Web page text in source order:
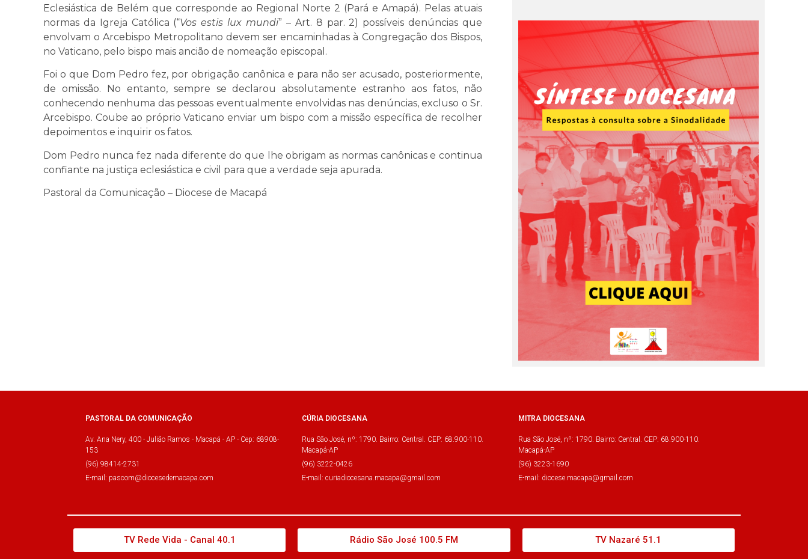
Eclesiástica de Belém que corresponde ao Regional Norte 2 (Pará e Amapá). Pelas atuais
normas da Igreja Católica (“Vos estis lux mundi” – Art. 8 par. 2) possíveis denúncias que
envolvam o Arcebispo Metropolitano devem ser encaminhadas à Congregação dos Bispos,
no Vaticano, pelo bispo mais ancião de nomeação episcopal.
Foi o que Dom Pedro fez, por obrigação canônica e para não ser acusado, posteriormente,
de omissão. No entanto, sempre se declarou absolutamente estranho aos fatos, não
conhecendo nenhuma das pessoas eventualmente envolvidas nas denúncias, excluso o Sr.
Arcebispo. Coube ao próprio Vaticano enviar um bispo com a missão específica de recolher
depoimentos e inquirir os fatos.
Dom Pedro nunca fez nada diferente do que lhe obrigam as normas canônicas e continua
confiante na justiça eclesiástica e civil para que a verdade seja apurada.
Pastoral da Comunicação – Diocese de Macapá
PASTORAL DA COMUNICAÇÃO
Av. Ana Nery, 400 - Julião Ramos - Macapá - AP - Cep: 68908-
153
(96) 98414-2731
E-mail: pascom@diocesedemacapa.com
CÚRIA DIOCESANA
Rua São José, nº: 1790. Bairro: Central. CEP: 68.900-110.
Macapá-AP
(96) 3222-0426
E-mail: curiadiocesana.macapa@gmail.com
MITRA DIOCESANA
Rua São José, nº: 1790. Bairro: Central. CEP: 68.900-110.
Macapá-AP
(96) 3223-1690
E-mail: diocese.macapa@gmail.com
TV Rede Vida - Canal 40.1 Rádio São José 100.5 FM TV Nazaré 51.1